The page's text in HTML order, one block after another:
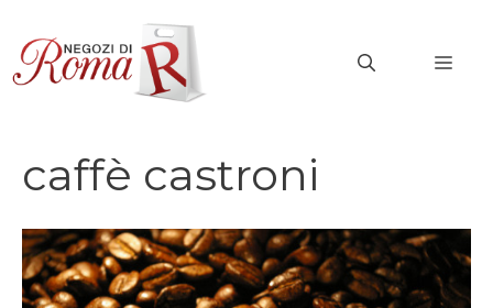
contenuto
caffè castroni